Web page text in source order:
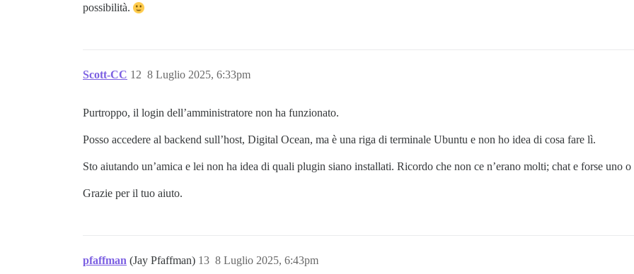
possibilità.
Scott-CC 8 Luglio 2025, 6:33pm
12
Purtroppo, il login dell’amministratore non ha funzionato.
Posso accedere al backend sull’host, Digital Ocean, ma è una riga di terminale Ubuntu e non ho idea di cosa fare lì.
Sto aiutando un’amica e lei non ha idea di quali plugin siano installati. Ricordo che non ce n’erano molti; chat e forse uno
Grazie per il tuo aiuto.
pfaffman (Jay Pfaffman) 8 Luglio 2025, 6:43pm
13